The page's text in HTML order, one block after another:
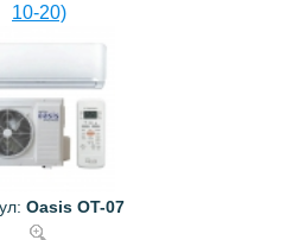
10-20)
Oasis OT-07